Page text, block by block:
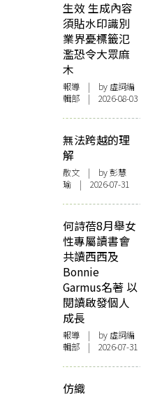
生效 生成內容
須貼水印識別
業界憂標籤氾
濫恐令大眾麻
木
報導 | by 虛詞編
輯部 | 2026-08-03
無法跨越的理
解
散文 | by 彭慧
瑜 | 2026-07-31
何詩蓓8月舉女
性專屬讀書會
共讀西西及
Bonnie
Garmus名著 以
閱讀啟發個人
成長
報導 | by 虛詞編
輯部 | 2026-07-31
仿織